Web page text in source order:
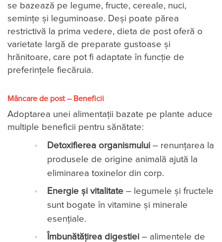
se bazează pe legume, fructe, cereale, nuci,
semințe și leguminoase. Deși poate părea
restrictivă la prima vedere, dieta de post oferă o
varietate largă de preparate gustoase și
hrănitoare, care pot fi adaptate în funcție de
preferințele fiecăruia.
Mâncare de post – Beneficii
Adoptarea unei alimentații bazate pe plante aduce
multiple beneficii pentru sănătate:
Detoxifierea organismului – renunțarea la
produsele de origine animală ajută la
eliminarea toxinelor din corp.
Energie și vitalitate – legumele și fructele
sunt bogate în vitamine și minerale
esențiale.
Îmbunătățirea digestiei – alimentele de